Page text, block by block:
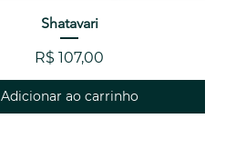
Visualização rápida
Shatavari
Preço
R$ 107,00
Adicionar ao carrinho